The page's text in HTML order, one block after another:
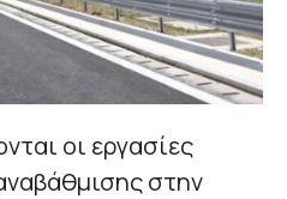
οι εργασίες
στην